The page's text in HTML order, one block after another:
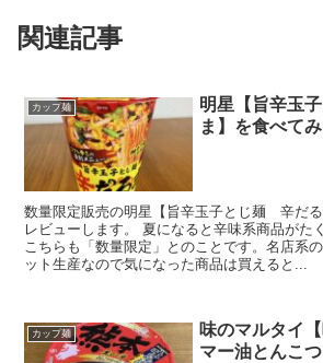
関連記事
カップ麺
明星【旨辛玉
ま】を食べてみ
数量限定販売の明星【旨辛玉子とじ麺 辛だ
レビューします。 夏になると辛味系商品がた
こちらも「数量限定」とのことです。名店系
ット生産なので気になった商品は買えると...
カップ麺
味のマルタイ
マー油とんこ